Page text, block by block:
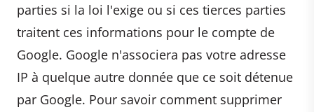
parties si la loi l'exige ou si ces tierces parties
traitent ces informations pour le compte de
Google. Google n'associera pas votre adresse
IP à quelque autre donnée que ce soit détenue
par Google. Pour savoir comment supprimer